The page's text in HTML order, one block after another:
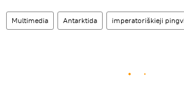
Multimedia Antarktida imperatoriškieji